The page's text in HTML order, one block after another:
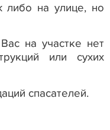
либо на улице, но
на участке нет
или сухих
спасателей.